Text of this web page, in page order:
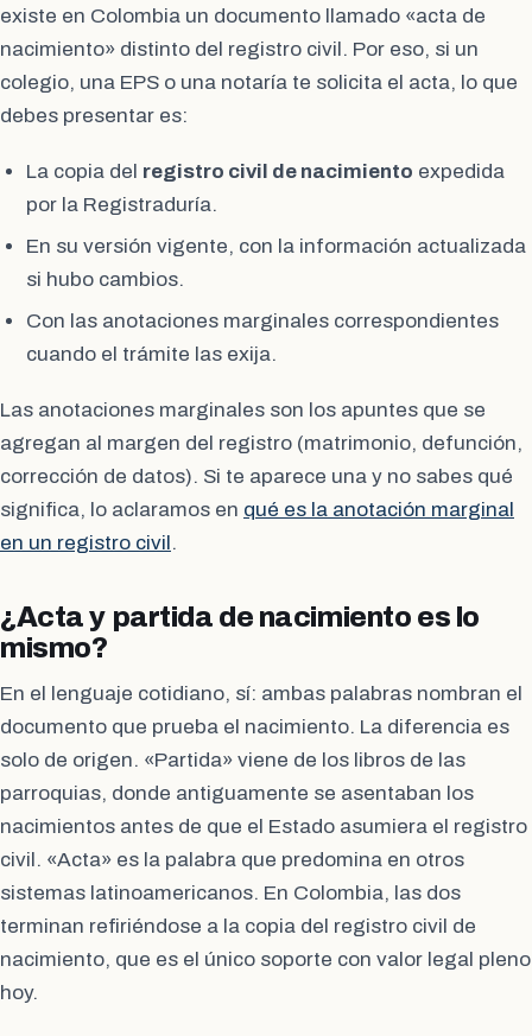
existe en Colombia un documento llamado «acta de
nacimiento» distinto del registro civil. Por eso, si un
colegio, una EPS o una notaría te solicita el acta, lo que
debes presentar es:
La copia del registro civil de nacimiento expedida
por la Registraduría.
En su versión vigente, con la información actualizada
si hubo cambios.
Con las anotaciones marginales correspondientes
cuando el trámite las exija.
Las anotaciones marginales son los apuntes que se
agregan al margen del registro (matrimonio, defunción,
corrección de datos). Si te aparece una y no sabes qué
significa, lo aclaramos en qué es la anotación marginal
en un registro civil.
¿Acta y partida de nacimiento es lo
mismo?
En el lenguaje cotidiano, sí: ambas palabras nombran el
documento que prueba el nacimiento. La diferencia es
solo de origen. «Partida» viene de los libros de las
parroquias, donde antiguamente se asentaban los
nacimientos antes de que el Estado asumiera el registro
civil. «Acta» es la palabra que predomina en otros
sistemas latinoamericanos. En Colombia, las dos
terminan refiriéndose a la copia del registro civil de
nacimiento, que es el único soporte con valor legal pleno
hoy.